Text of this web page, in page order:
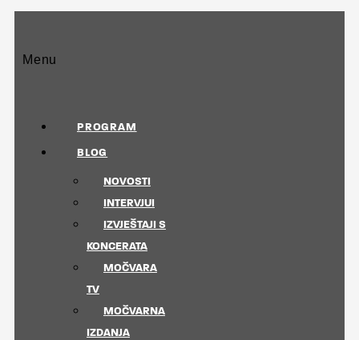
Menu
PROGRAM
BLOG
NOVOSTI
INTERVJUI
IZVJEŠTAJI S
KONCERATA
MOČVARA
TV
MOČVARNA
IZDANJA